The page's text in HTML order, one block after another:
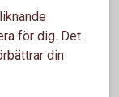
är trådlös?
för dig. Det
din